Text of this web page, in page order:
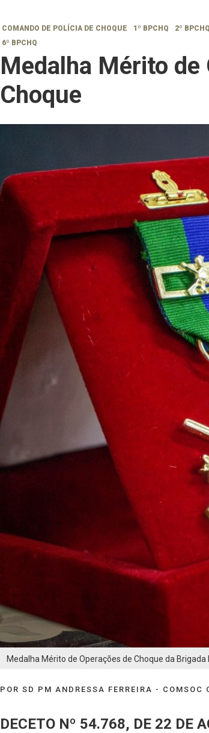
COMANDO DE POLÍCIA DE CHOQUE 1º BPCHQ 2º BPCHQ
6º BPCHQ
Medalha Mérito de
Choque
Medalha Mérito de Operações de Choque da Brigada
POR SD PM ANDRESSA FERREIRA - COMSOC
DECETO Nº 54.768, DE 22 DE